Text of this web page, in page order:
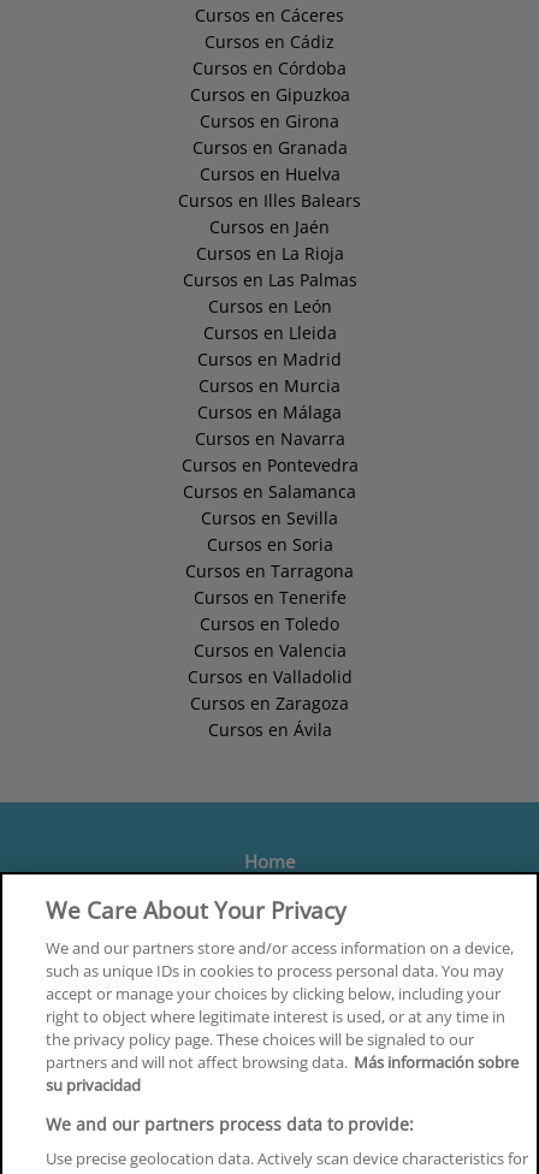
Cursos en Cáceres
Cursos en Cádiz
Cursos en Córdoba
Cursos en Gipuzkoa
Cursos en Girona
Cursos en Granada
Cursos en Huelva
Cursos en Illes Balears
Cursos en Jaén
Cursos en La Rioja
Cursos en Las Palmas
Cursos en León
Cursos en Lleida
Cursos en Madrid
Cursos en Murcia
Cursos en Málaga
Cursos en Navarra
Cursos en Pontevedra
Cursos en Salamanca
Cursos en Sevilla
Cursos en Soria
Cursos en Tarragona
Cursos en Tenerife
Cursos en Toledo
Cursos en Valencia
Cursos en Valladolid
Cursos en Zaragoza
Cursos en Ávila
Home
Formación
Centros
Orientación
Quiénes somos
Contacta
Política de Privacidad
We Care About Your Privacy
We and our partners store and/or access information on a device,
such as unique IDs in cookies to process personal data. You may
accept or manage your choices by clicking below, including your
right to object where legitimate interest is used, or at any time in
the privacy policy page. These choices will be signaled to our
partners and will not affect browsing data. Más información sobre
su privacidad
We and our partners process data to provide:
Use precise geolocation data. Actively scan device characteristics for